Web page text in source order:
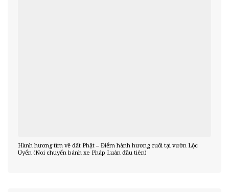
Hành hương tìm về đất Phật – Điểm hành hương cuối tại vườn Lộc
Uyển (Noi chuyển bánh xe Pháp Luân đầu tiên)